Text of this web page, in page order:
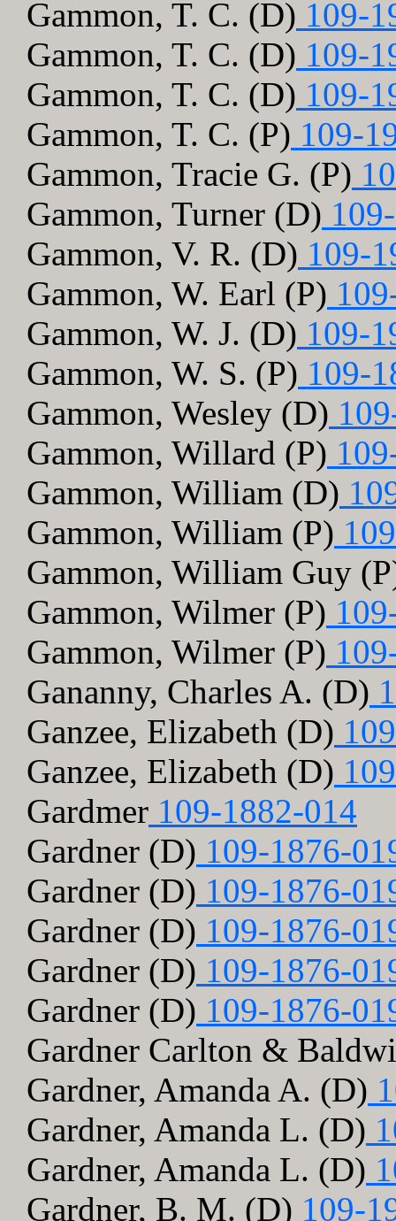
Gammon, T. C. (D) 109-
Gammon, T. C. (D) 109-
Gammon, T. C. (D) 109-
Gammon, T. C. (P) 109-
Gammon, Tracie G. (P)
Gammon, Turner (D)
Gammon, V. R. (D) 109-
Gammon, W. Earl (P)
Gammon, W. J. (D) 109-
Gammon, W. S. (P) 109-
Gammon, Wesley (D)
Gammon, Willard (P)
Gammon, William (D)
Gammon, William (P)
Gammon, William Guy
Gammon, Wilmer (P)
Gammon, Wilmer (P)
Gananny, Charles A. (D)
Ganzee, Elizabeth (D)
Ganzee, Elizabeth (D)
Gardmer 109-1882-014
Gardner (D) 109-1876-
Gardner (D) 109-1876-
Gardner (D) 109-1876-
Gardner (D) 109-1876-
Gardner (D) 109-1876-
Gardner Carlton &
Gardner, Amanda A. (D)
Gardner, Amanda L. (D)
Gardner, Amanda L. (D)
Gardner, B. M. (D) 109-